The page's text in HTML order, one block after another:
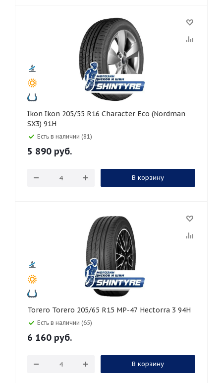
Ikon Ikon 205/55 R16 Character Eco (Nordman
SX3) 91H
Есть в наличии (81)
5 890 руб.
В корзину
Torero Torero 205/65 R15 MP-47 Hectorra 3 94H
Есть в наличии (65)
6 160 руб.
В корзину